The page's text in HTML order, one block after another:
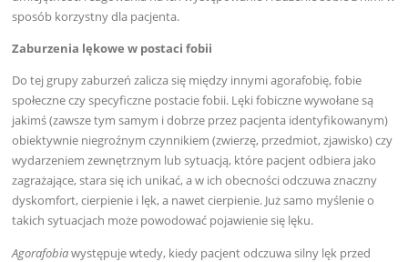
sposób korzystny dla pacjenta.
Zaburzenia lękowe w postaci fobii
Do tej grupy zaburzeń zalicza się między innymi agorafobię, fobie
społeczne czy specyficzne postacie fobii. Lęki fobiczne wywołane są
jakimś (zawsze tym samym i dobrze przez pacjenta identyfikowanym)
obiektywnie niegroźnym czynnikiem (zwierzę, przedmiot, zjawisko) czy
wydarzeniem zewnętrznym lub sytuacją, które pacjent odbiera jako
zagrażające, stara się ich unikać, a w ich obecności odczuwa znaczny
dyskomfort, cierpienie i lęk, a nawet cierpienie. Już samo myślenie o
takich sytuacjach może powodować pojawienie się lęku.
Agorafobiawystępuje wtedy, kiedy pacjent odczuwa silny lęk przed